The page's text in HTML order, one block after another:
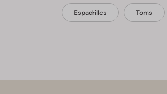
Espadrilles Toms